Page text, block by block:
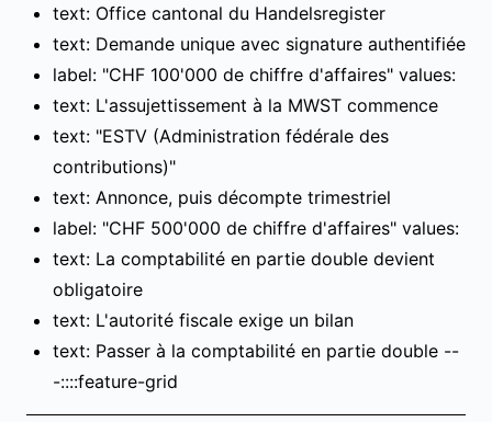
text: Office cantonal du Handelsregister
text: Demande unique avec signature authentifiée
label: "CHF 100'000 de chiffre d'affaires" values:
text: L'assujettissement à la MWST commence
text: "ESTV (Administration fédérale des
contributions)"
text: Annonce, puis décompte trimestriel
label: "CHF 500'000 de chiffre d'affaires" values:
text: La comptabilité en partie double devient
obligatoire
text: L'autorité fiscale exige un bilan
text: Passer à la comptabilité en partie double --
-::::feature-grid